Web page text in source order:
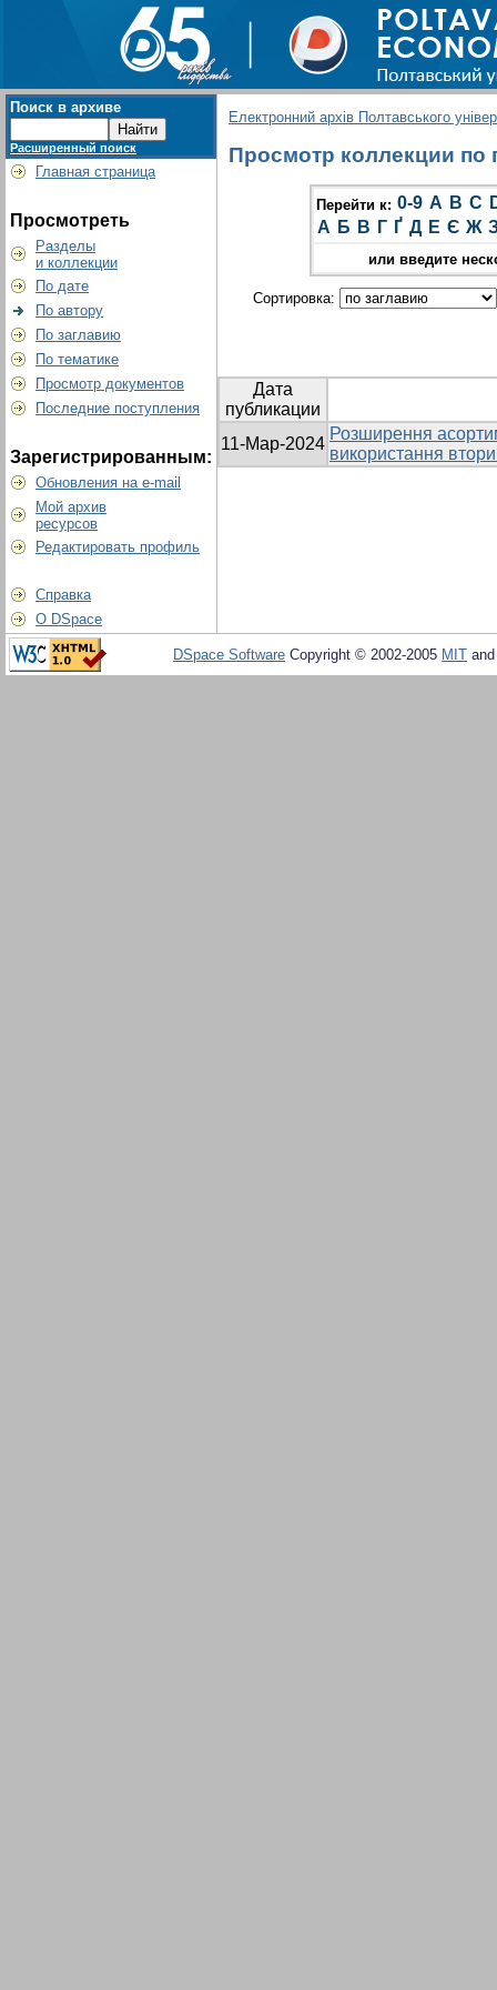
Поиск в архиве
Расширенный поиск
Главная страница
Просмотреть
Разделы
и коллекции
По дате
По автору
По заглавию
По тематике
Просмотр документов
Последние поступления
Зарегистрированным:
Обновления на e-mail
Мой архив
ресурсов
Редактировать профиль
Справка
О DSpace
Електронний архів Полтавського
Просмотр коллекции по
Перейти к: 0-9 A B C
А Б В Г Ґ Д Е Є Ж
или введите
Сортировка:
Дата
публикации
11-Мар-2024
Розширення
використання
DSpace Software Copyright © 2002-2005 MIT